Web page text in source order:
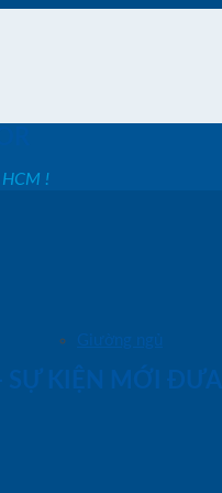
Giường ngủ
!
SỰ KIỆN MỚI ĐƯA